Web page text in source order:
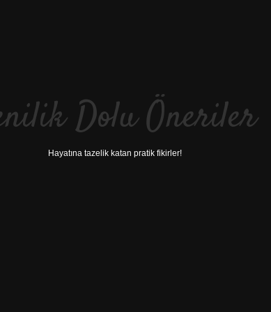
Dolu Öneriler
Hayatına tazelik katan pratik fikirler!